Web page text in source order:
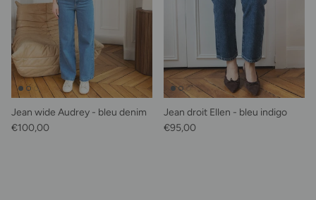
Jean wide Audrey - bleu denim
Prix habituel
€100,00
Jean droit Ellen - bleu indigo
Prix habituel
€95,00